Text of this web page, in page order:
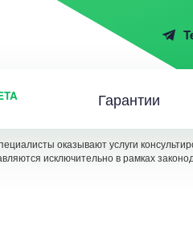
Гарантии
оказывают услуги
исключительно в рамках